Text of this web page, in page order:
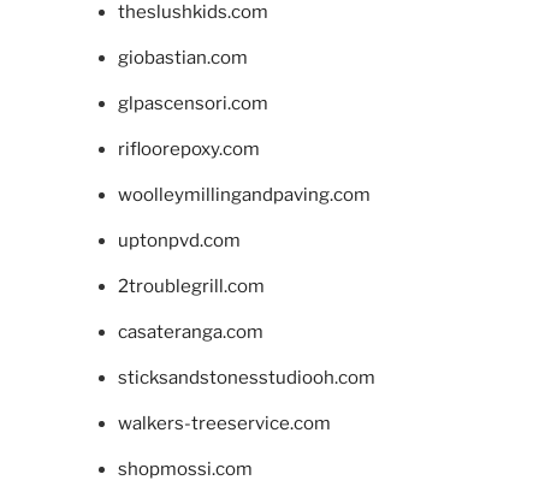
theslushkids.com
giobastian.com
glpascensori.com
rifloorepoxy.com
woolleymillingandpaving.com
uptonpvd.com
2troublegrill.com
casateranga.com
sticksandstonesstudiooh.com
walkers-treeservice.com
shopmossi.com